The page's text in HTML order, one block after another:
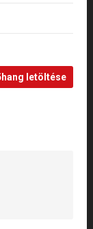
letöltése